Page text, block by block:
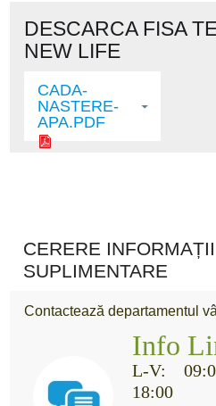
DESCARCA FISA
NEW LIFE
CADA-
NASTERE-
APA.PDF
CERERE INFORMAȚII
SUPLIMENTARE
Contactează departamentul
Info
L-V:
18:00